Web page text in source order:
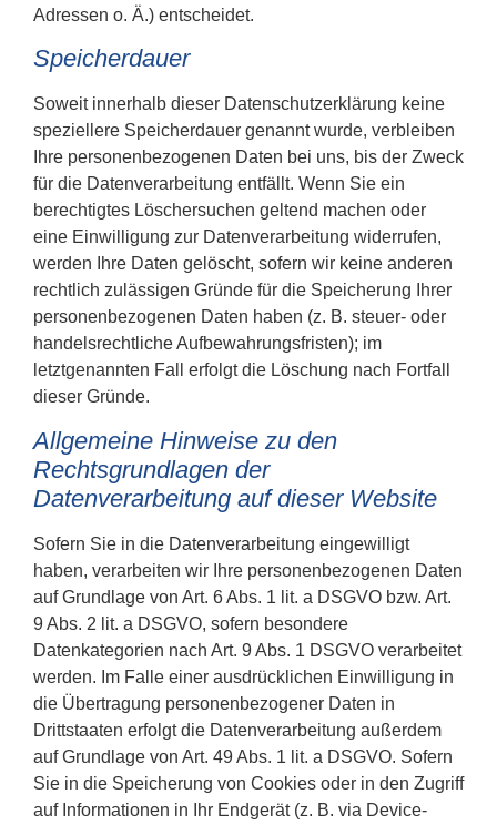
Adressen o. Ä.) entscheidet.
Speicherdauer
Soweit innerhalb dieser Datenschutzerklärung keine
speziellere Speicherdauer genannt wurde, verbleiben
Ihre personenbezogenen Daten bei uns, bis der Zweck
für die Datenverarbeitung entfällt. Wenn Sie ein
berechtigtes Löschersuchen geltend machen oder
eine Einwilligung zur Datenverarbeitung widerrufen,
werden Ihre Daten gelöscht, sofern wir keine anderen
rechtlich zulässigen Gründe für die Speicherung Ihrer
personenbezogenen Daten haben (z. B. steuer- oder
handelsrechtliche Aufbewahrungsfristen); im
letztgenannten Fall erfolgt die Löschung nach Fortfall
dieser Gründe.
Allgemeine Hinweise zu den
Rechtsgrundlagen der
Datenverarbeitung auf dieser Website
Sofern Sie in die Datenverarbeitung eingewilligt
haben, verarbeiten wir Ihre personenbezogenen Daten
auf Grundlage von Art. 6 Abs. 1 lit. a DSGVO bzw. Art.
9 Abs. 2 lit. a DSGVO, sofern besondere
Datenkategorien nach Art. 9 Abs. 1 DSGVO verarbeitet
werden. Im Falle einer ausdrücklichen Einwilligung in
die Übertragung personenbezogener Daten in
Drittstaaten erfolgt die Datenverarbeitung außerdem
auf Grundlage von Art. 49 Abs. 1 lit. a DSGVO. Sofern
Sie in die Speicherung von Cookies oder in den Zugriff
auf Informationen in Ihr Endgerät (z. B. via Device-